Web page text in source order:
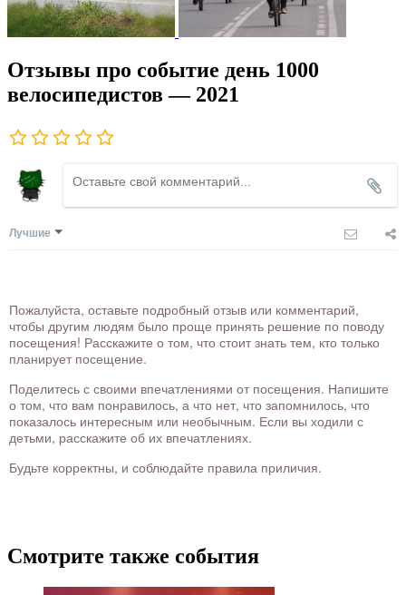
Отзывы про событие день 1000
велосипедистов — 2021
Лучшие
Пожалуйста, оставьте подробный отзыв или комментарий,
чтобы другим людям было проще принять решение по поводу
посещения! Расскажите о том, что стоит знать тем, кто только
планирует посещение.
Поделитесь с своими впечатлениями от посещения. Напишите
о том, что вам понравилось, а что нет, что запомнилось, что
показалось интересным или необычным. Если вы ходили с
детьми, расскажите об их впечатлениях.
Будьте корректны, и соблюдайте правила приличия.
Смотрите также события